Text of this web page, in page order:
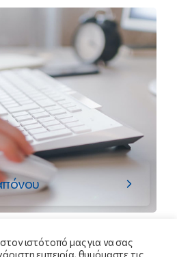
ιστότοπό μας για να σας
εμπειρία, θυμόμαστε τις